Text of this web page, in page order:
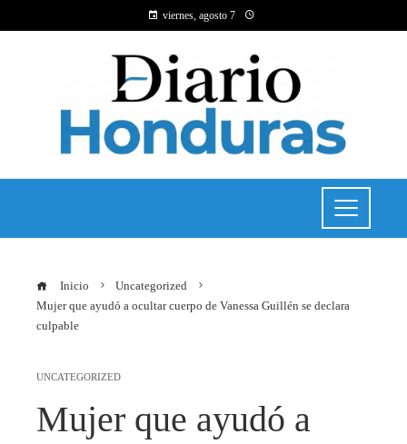
viernes, agosto 7
Inicio
Uncategorized
Mujer que ayudó a ocultar cuerpo de Vanessa Guillén se declara
culpable
UNCATEGORIZED
Mujer que ayudó a